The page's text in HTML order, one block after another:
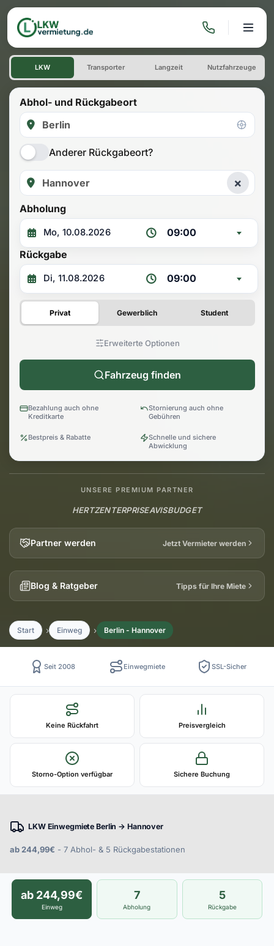
LKW mieten: Einwegmiete
LKW Transporter Langzeit Nutzfahrzeuge
Abhol- und Rückgabeort
Anderer Rückgabeort?
×
Abholung
09:00
Rückgabe
09:00
Privat Gewerblich Student
Erweiterte Optionen
Fahrzeug finden
Bezahlung auch ohne
Kreditkarte
Stornierung auch ohne
Gebühren
Bestpreis & Rabatte
Schnelle und sichere
Abwicklung
UNSERE PREMIUM PARTNER
HERTZENTERPRISEAVISBUDGET
Partner werden Jetzt Vermieter werden
Blog & Ratgeber Tipps für Ihre Miete
Start Einweg Berlin - Hannover
Seit 2008 Einwegmiete SSL-Sicher
Keine Rückfahrt Preisvergleich
Storno-Option verfügbar Sichere Buchung
LKW Einwegmiete Berlin → Hannover
ab 244,99€ - 7 Abhol- & 5 Rückgabestationen
ab 244,99€
Einweg
7
Abholung
5
Rückgabe